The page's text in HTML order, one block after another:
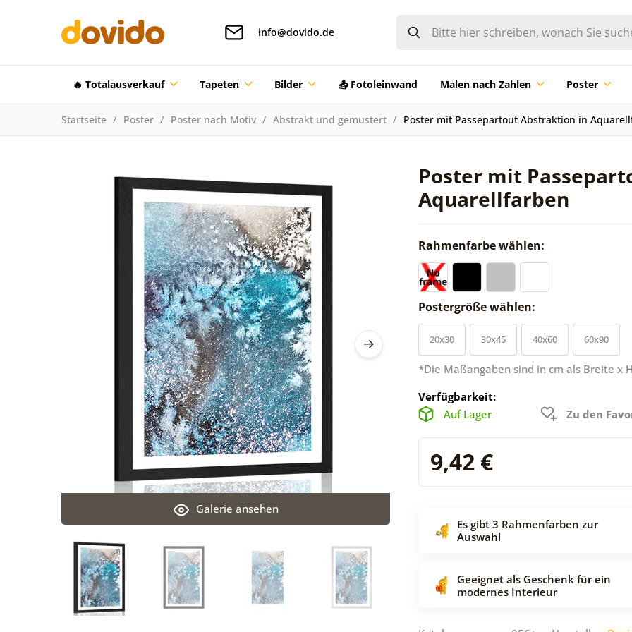
info@dovido.de
🔥 Totalausverkauf Tapeten Bilder 📤 Fotoleinwand Malen nach Zahlen Poster
Startseite Poster Poster nach Motiv Abstrakt und gemustert Poster mit Passepartout Abstraktion in
Poster mit
Aquarellfarben
Galerie ansehen
Rahmenfarbe wählen:
Postergröße wählen:
20x30 30x45 40x60 60x90
*Die Maßangaben sind in cm als Breite x
Verfügbarkeit:
Auf Lager
Zu den
9,42 €
Es gibt 3 Rahmenfarben zur
Auswahl
Geeignet als Geschenk für ein
modernes Interieur